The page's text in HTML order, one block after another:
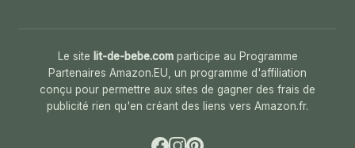
Le site lit-de-bebe.comparticipe au Programme
Partenaires Amazon.EU, un programme d'affiliation
conçu pour permettre aux sites de gagner des frais de
publicité rien qu'en créant des liens vers Amazon.fr.